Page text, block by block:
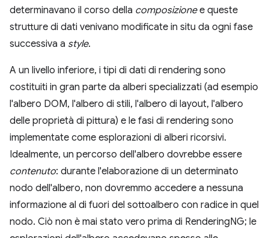
determinavano il corso della composizionee queste
strutture di dati venivano modificate in situ da ogni fase
successiva a style.
A un livello inferiore, i tipi di dati di rendering sono
costituiti in gran parte da alberi specializzati (ad esempio
l'albero DOM, l'albero di stili, l'albero di layout, l'albero
delle proprietà di pittura) e le fasi di rendering sono
implementate come esplorazioni di alberi ricorsivi.
Idealmente, un percorso dell'albero dovrebbe essere
contenuto: durante l'elaborazione di un determinato
nodo dell'albero, non dovremmo accedere a nessuna
informazione al di fuori del sottoalbero con radice in quel
nodo. Ciò non è mai stato vero prima di RenderingNG; le